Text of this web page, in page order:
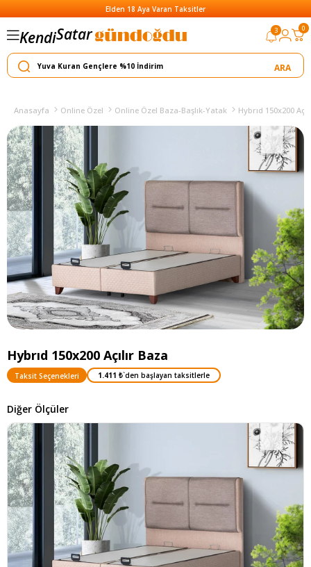
Elden 18 Aya Varan Taksitler
Kendi
Satar
Yapar
3 0
Anasayfa Online Özel Online Özel Baza-Başlık-Yatak Hybrıd 150x200
Hybrıd 150x200 Açılır Baza
Taksit Seçenekleri 1.411 ₺`den başlayan taksitlerle
Diğer Ölçüler